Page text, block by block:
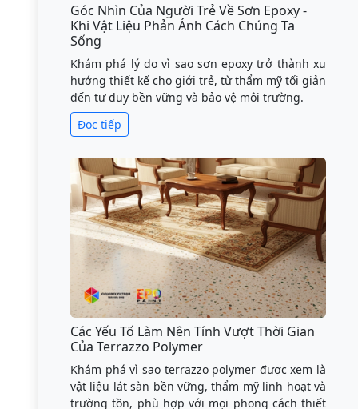
Góc Nhìn Của Người Trẻ Về Sơn Epoxy -
Khi Vật Liệu Phản Ánh Cách Chúng Ta
Sống
Khám phá lý do vì sao sơn epoxy trở thành xu
hướng thiết kế cho giới trẻ, từ thẩm mỹ tối giản
đến tư duy bền vững và bảo vệ môi trường.
Đọc tiếp
Các Yếu Tố Làm Nên Tính Vượt Thời Gian
Của Terrazzo Polymer
Khám phá vì sao terrazzo polymer được xem là
vật liệu lát sàn bền vững, thẩm mỹ linh hoạt và
trường tồn, phù hợp với mọi phong cách thiết